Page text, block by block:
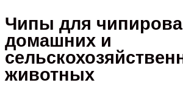
Чипы для
домашних и
животных